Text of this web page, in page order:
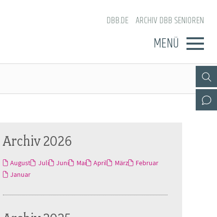
DBB.DE ARCHIV DBB SENIOREN
MENÜ
Archiv 2026
August Juli Juni Mai April März
Februar
Januar